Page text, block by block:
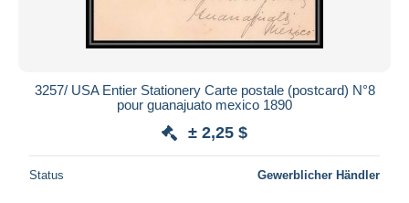
3257/ USA Entier Stationery Carte postale (postcard) N°8
pour guanajuato mexico 1890
± 2,25 $
Status Gewerblicher Händler